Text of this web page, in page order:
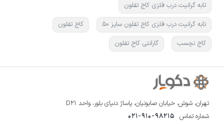
تابه گرانیت درب فلزی کاج تفلون
تابه گرانیت درب فلزی کاج تفلون سایز 50
کاج تفلون
کاج نچسب
گارانتی کاج تفلون
تهران، شوش، خیابان صابونیان، پاساژ دنیای بلور، واحد D21
شماره تماس 021-910-98215